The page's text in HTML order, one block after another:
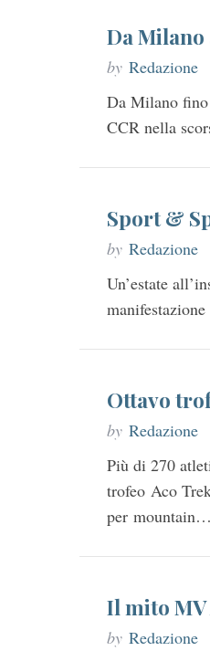
Da Milano
by Redazione
Da Milano fino
CCR nella
Sport &
by Redazione
Un’estate
Ottavo
by Redazione
Più di 270
trofeo Aco
per mountain…
Il mito
by Redazione